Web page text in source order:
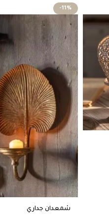
-11%
شمعدان جداري